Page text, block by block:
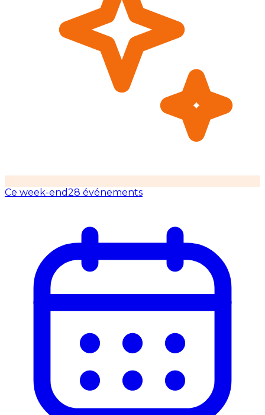
Ce week-end28 événements